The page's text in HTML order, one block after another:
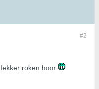
#2
roken hoor